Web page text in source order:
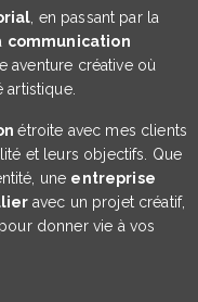
, en passant par la
communication
aventure créative où
artistique.
étroite avec mes clients
et leurs objectifs. Que
une entreprise
avec un projet créatif,
donner vie à vos